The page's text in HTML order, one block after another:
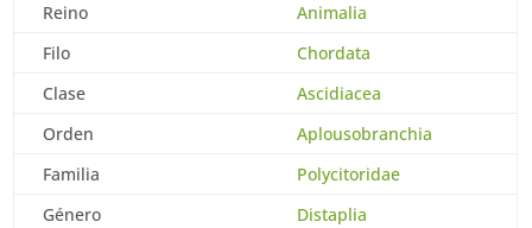
Reino
Animalia
Filo
Chordata
Clase
Ascidiacea
Orden
Aplousobranchia
Familia
Polycitoridae
Género
Distaplia